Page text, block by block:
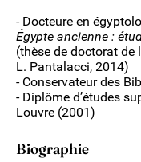
- Docteure en
Égypte ancienne :
(thèse de doctorat de
L. Pantalacci, 2014)
- Conservateur des
- Diplôme d’études
Louvre (2001)
Biographie